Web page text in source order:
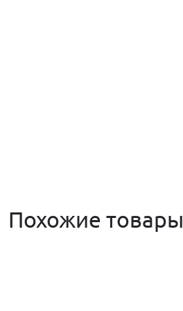
Похожие товары